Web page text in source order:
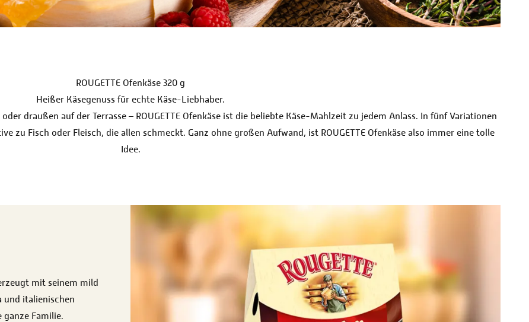
ROUGETTE Ofenkäse 320 g
Heißer Käsegenuss für echte Käse-Liebhaber.
draußen auf der Terrasse – ROUGETTE Ofenkäse ist die beliebte Käse-Mahlzeit zu jedem Anlass. In fünf Variationen
zu Fisch oder Fleisch, die allen schmeckt. Ganz ohne großen Aufwand, ist ROUGETTE Ofenkäse also immer eine tolle
Idee.
mit seinem mild
und italienischen
Familie.